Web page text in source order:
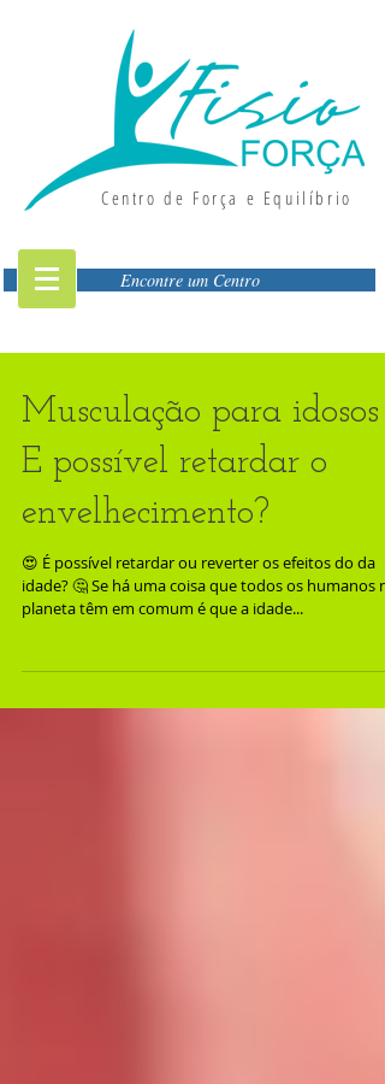
Centro de Força e Equilíbrio
Encontre um Centro
Musculação para idosos -
E possível retardar o
envelhecimento?
😍 É possível retardar ou reverter os efeitos do da
idade? 🤔 Se há uma coisa que todos os humanos
planeta têm em comum é que a idade...